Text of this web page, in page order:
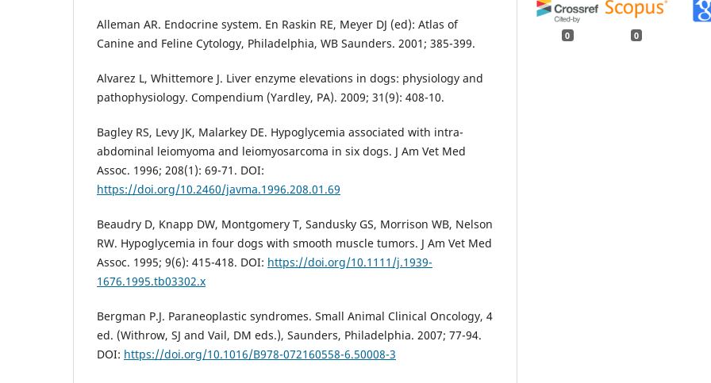
Alleman AR. Endocrine system. En Raskin RE, Meyer DJ (ed): Atlas of
Canine and Feline Cytology, Philadelphia, WB Saunders. 2001; 385-399.
Alvarez L, Whittemore J. Liver enzyme elevations in dogs: physiology and
pathophysiology. Compendium (Yardley, PA). 2009; 31(9): 408-10.
Bagley RS, Levy JK, Malarkey DE. Hypoglycemia associated with intra-
abdominal leiomyoma and leiomyosarcoma in six dogs. J Am Vet Med
Assoc. 1996; 208(1): 69-71. DOI:
https://doi.org/10.2460/javma.1996.208.01.69
Beaudry D, Knapp DW, Montgomery T, Sandusky GS, Morrison WB, Nelson
RW. Hypoglycemia in four dogs with smooth muscle tumors. J Am Vet Med
Assoc. 1995; 9(6): 415-418. DOI: https://doi.org/10.1111/j.1939-
1676.1995.tb03302.x
Bergman P.J. Paraneoplastic syndromes. Small Animal Clinical Oncology, 4
ed. (Withrow, SJ and Vail, DM eds.), Saunders, Philadelphia. 2007; 77-94.
DOI: https://doi.org/10.1016/B978-072160558-6.50008-3
0 0